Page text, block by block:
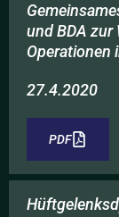
und BDA zur
Operationen
27.4.2020
PDF